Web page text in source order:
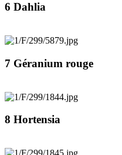
6 Dahlia
7 Géranium rouge
8 Hortensia